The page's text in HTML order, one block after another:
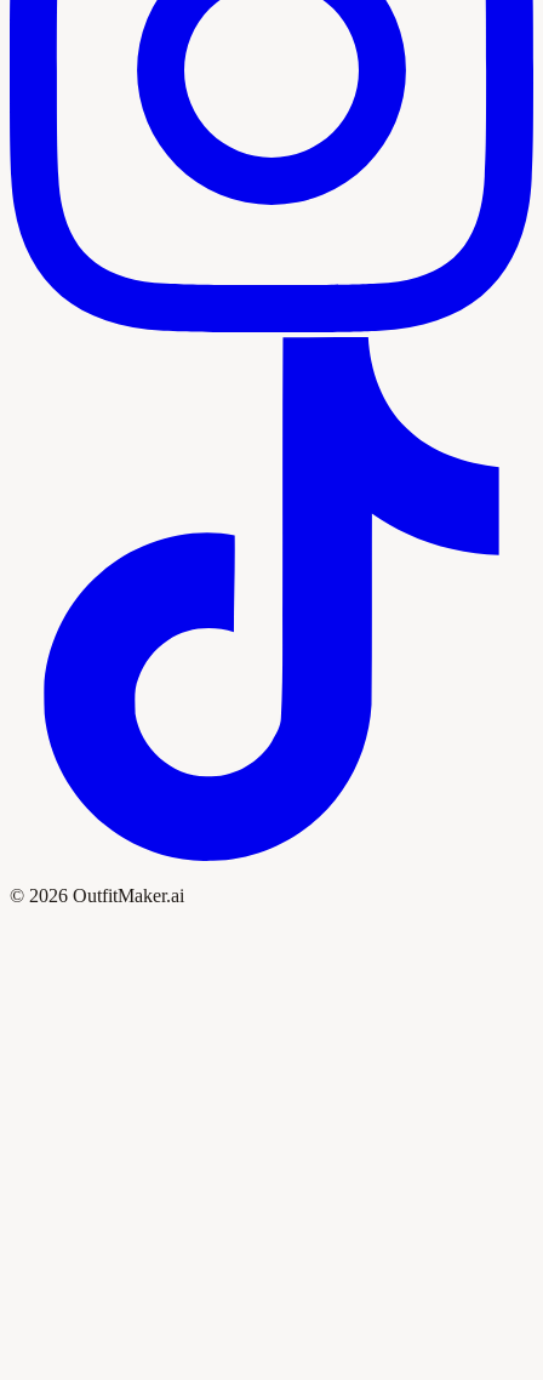
© 2026 OutfitMaker.ai